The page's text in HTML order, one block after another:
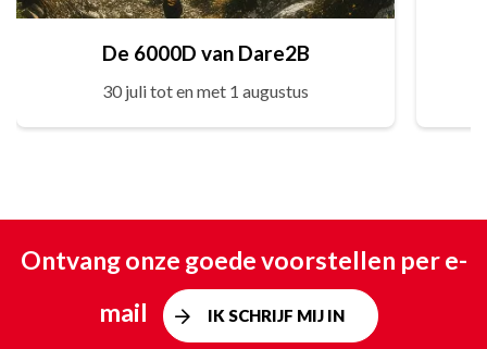
De 6000D van Dare2B
30 juli tot en met 1 augustus
Ontvang onze goede voorstellen per e-
mail
IK SCHRIJF MIJ IN